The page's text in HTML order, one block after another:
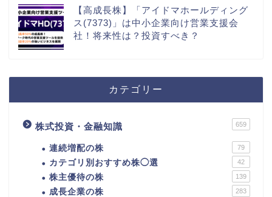
【高成長株】「アイドマホールディング
ス(7373)」は中小企業向け営業支援会
社！将来性は？投資すべき？
カテゴリー
株式投資・金融知識 659
連続増配の株 79
カテゴリ別おすすめ株◯選 42
株主優待の株 139
成長企業の株 283